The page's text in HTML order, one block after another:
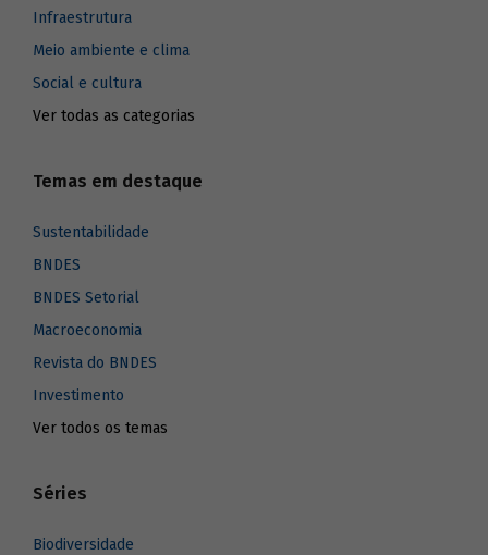
Infraestrutura
Meio ambiente e clima
Social e cultura
Ver todas as categorias
Temas em destaque
Sustentabilidade
BNDES
BNDES Setorial
Macroeconomia
Revista do BNDES
Investimento
Ver todos os temas
Séries
Biodiversidade